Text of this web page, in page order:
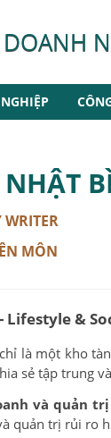
WRITER
MÔN
Lifestyle &
là một kho
sẻ tập trung
và quản
quản trị rủi ro